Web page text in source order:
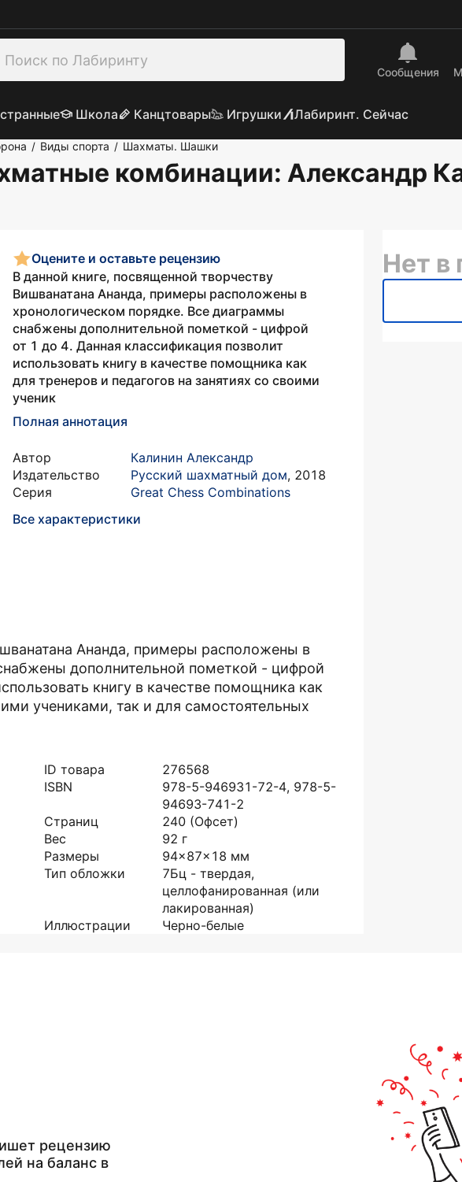
Сообщения
Школа Канцтовары Игрушки Лабиринт. Сейчас
/ Виды спорта / Шахматы. Шашки
комбинации: Александр
Оцените и оставьте рецензию
В данной книге, посвященной творчеству
Вишванатана Ананда, примеры расположены в
хронологическом порядке. Все диаграммы
снабжены дополнительной пометкой - цифрой
от 1 до 4. Данная классификация позволит
использовать книгу в качестве помощника как
для тренеров и педагогов на занятиях со своими
ученик
Полная аннотация
Автор
Калинин Александр
Издательство
Русский шахматный дом, 2018
Серия
Great Chess Combinations
Все характеристики
Ананда, примеры расположены в
дополнительной пометкой - цифрой
книгу в качестве помощника как
учениками, так и для самостоятельных
ID товара
276568
ISBN
978-5-946931-72-4, 978-5-
94693-741-2
Страниц
240 (Офсет)
Вес
92 г
Размеры
94x87x18 мм
Тип обложки
7Бц - твердая,
целлофанированная (или
лакированная)
Иллюстрации
Черно-белые
Нет в
рецензию
на баланс в